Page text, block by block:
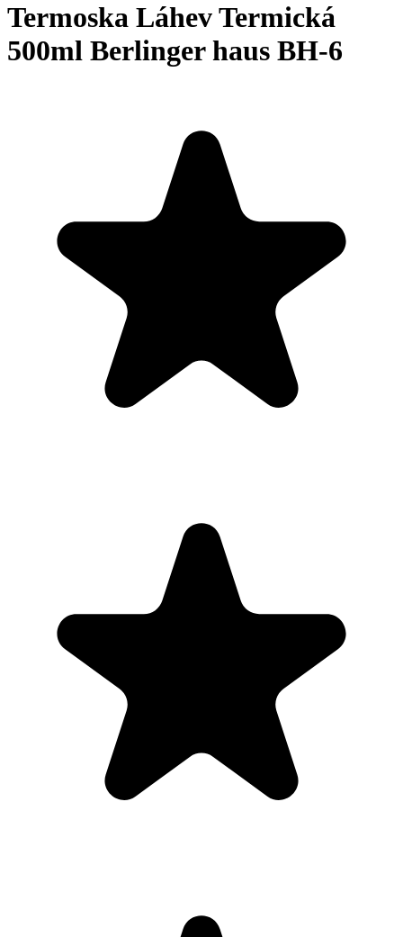
Termoska Láhev Termická
500ml Berlinger haus BH-6